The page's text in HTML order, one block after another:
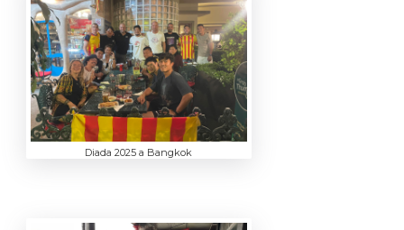
Diada 2025 a Bangkok